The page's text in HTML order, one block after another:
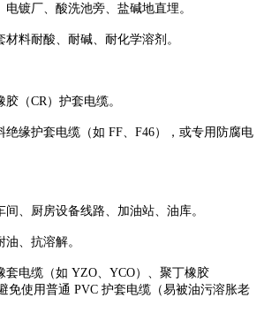
镀厂、酸洗池旁、盐碱地直埋。
料耐酸、耐碱、耐化学溶剂。
（CR）护套电缆。
绝缘护套电缆（如 FF、F46），或专用防腐电
、厨房设备线路、加油站、油库。
、抗溶解。
套电缆（如 YZO、YCO）、聚丁橡胶
免使用普通 PVC 护套电缆（易被油污溶胀老